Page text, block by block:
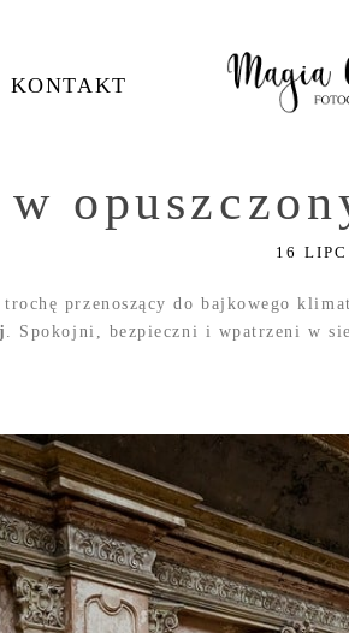
KONTAKT
16
przenoszący do bajkowego
. Spokojni, bezpieczni i wpatrzeni w